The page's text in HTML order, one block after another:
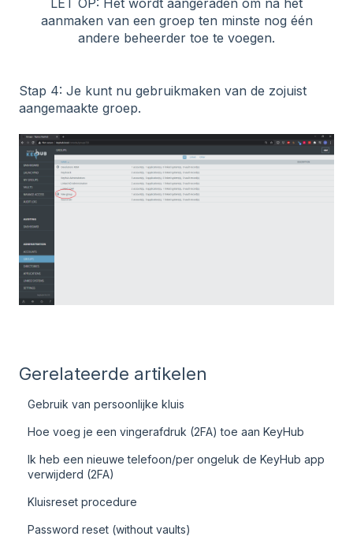
LET OP: Het wordt aangeraden om na het
aanmaken van een groep ten minste nog één
andere beheerder toe te voegen.
Stap 4: Je kunt nu gebruikmaken van de zojuist
aangemaakte groep.
Gerelateerde artikelen
Gebruik van persoonlijke kluis
Hoe voeg je een vingerafdruk (2FA) toe aan KeyHub
Ik heb een nieuwe telefoon/per ongeluk de KeyHub app
verwijderd (2FA)
Kluisreset procedure
Password reset (without vaults)